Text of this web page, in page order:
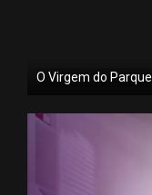
O Virgem do Parque